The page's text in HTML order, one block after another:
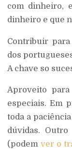
com dinheiro,
dinheiro e que
Contribuir
dos
A chave so
Aproveito
especiais. Em
toda a
dúvidas.
(podemver o